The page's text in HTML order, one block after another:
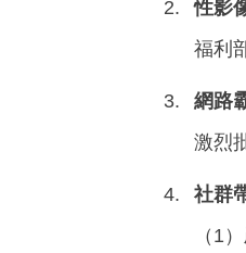
性影
福利
網路
激烈
社群
（1）